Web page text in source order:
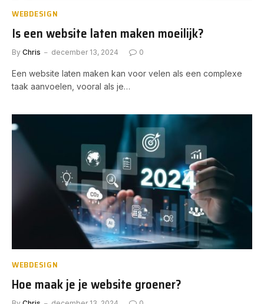
WEBDESIGN
Is een website laten maken moeilijk?
By Chris december 13, 2024 0
Een website laten maken kan voor velen als een complexe
taak aanvoelen, vooral als je…
WEBDESIGN
Hoe maak je je website groener?